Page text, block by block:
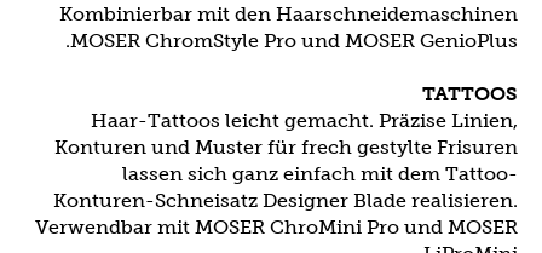
Kombinierbar mit den Haarschneidemaschinen
MOSER ChromStyle Pro und MOSER GenioPlus.
TATTOOS
Haar-Tattoos leicht gemacht. Präzise Linien,
Konturen und Muster für frech gestylte Frisuren
lassen sich ganz einfach mit dem Tattoo-
Konturen-Schneisatz Designer Blade realisieren.
Verwendbar mit MOSER ChroMini Pro und MOSER